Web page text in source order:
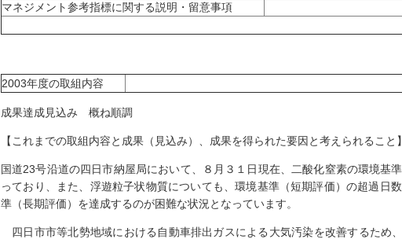
マネジメント参考指標に関する説明・留意事項
2003年度の取組内容
成果達成見込み 概ね順調
【これまでの取組内容と成果（見込み）、成果を得られた要因と考えられること】
国道23号沿道の四日市納屋局において、８月３１日現在、二酸化窒素の環境基
っており、また、浮遊粒子状物質についても、環境基準（短期評価）の超過日
準（長期評価）を達成するのが困難な状況となっています。
四日市市等北勢地域における自動車排出ガスによる大気汚染を改善するため